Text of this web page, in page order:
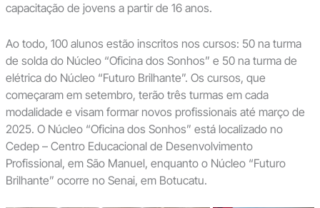
capacitação de jovens a partir de 16 anos.
Ao todo, 100 alunos estão inscritos nos cursos: 50 na turma
de solda do Núcleo “Oficina dos Sonhos” e 50 na turma de
elétrica do Núcleo “Futuro Brilhante”. Os cursos, que
começaram em setembro, terão três turmas em cada
modalidade e visam formar novos profissionais até março de
2025. O Núcleo “Oficina dos Sonhos” está localizado no
Cedep – Centro Educacional de Desenvolvimento
Profissional, em São Manuel, enquanto o Núcleo “Futuro
Brilhante” ocorre no Senai, em Botucatu.